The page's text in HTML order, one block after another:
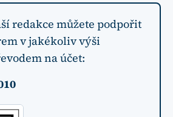
redakce můžete podpořit
v jakékoliv výši
na účet: